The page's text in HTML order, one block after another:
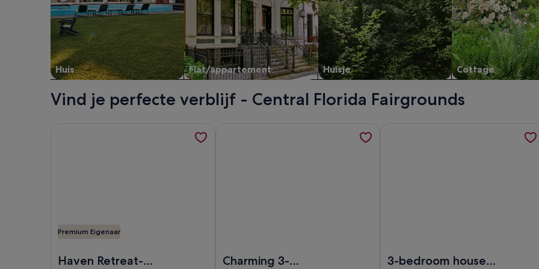
Huis Flat/appartement Huisje Cottage
Vind je perfecte verblijf - Central Florida Fairgrounds
Premium Eigenaar
Haven Retreat-
Charming 3-
3-bedroom house